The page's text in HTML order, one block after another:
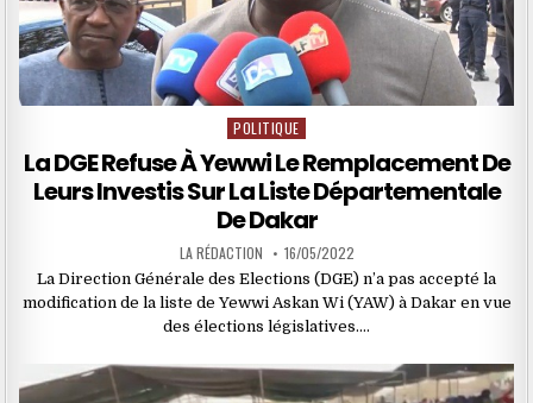
Posted
POLITIQUE
La DGE Refuse À Yewwi Le Remplacement De
Leurs Investis Sur La Liste Départementale
De Dakar
LA RÉDACTION 16/05/2022
La Direction Générale des Elections (DGE) n’a pas accepté la
modification de la liste de Yewwi Askan Wi (YAW) à Dakar en vue
des élections législatives….